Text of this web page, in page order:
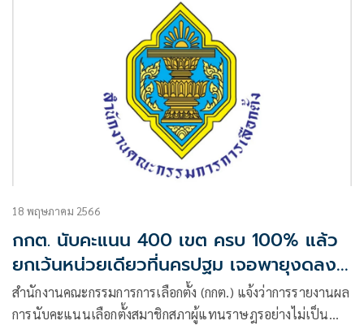
18 พฤษภาคม 2566
กกต. นับคะแนน 400 เขต ครบ 100% แล้ว
ยกเว้นหน่วยเดียวที่นครปฐม เจอพายุงดลง
คะแนน
สำนักงานคณะกรรมการ​การ​เลือกตั้ง​ (กกต.)​ แจ้งว่าการรายงานผล
การนับคะแนนเลือกตั้งสมาชิกสภาผู้แทนราษฎรอย่างไม่เป็น